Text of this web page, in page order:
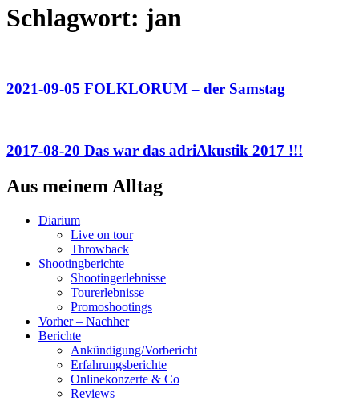
Schlagwort: jan
2021-09-05 FOLKLORUM – der Samstag
2017-08-20 Das war das adriAkustik 2017 !!!
Aus meinem Alltag
Diarium
Live on tour
Throwback
Shootingberichte
Shootingerlebnisse
Tourerlebnisse
Promoshootings
Vorher – Nachher
Berichte
Ankündigung/Vorbericht
Erfahrungsberichte
Onlinekonzerte & Co
Reviews